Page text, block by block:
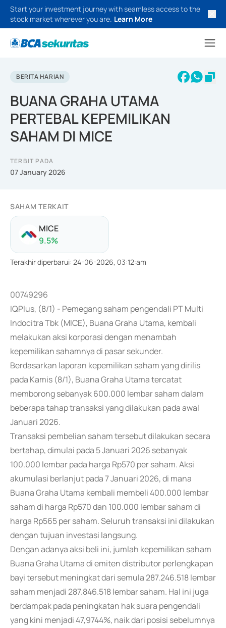
Start your investment journey with seamless access to the
stock market wherever you are. Learn More
BERITA HARIAN
BUANA GRAHA UTAMA
PERTEBAL KEPEMILIKAN
SAHAM DI MICE
TERBIT PADA
07 January 2026
SAHAM TERKAIT
MICE
9.5%
Terakhir diperbarui: 24-06-2026, 03:12:am
00749296
IQPlus, (8/1) - Pemegang saham pengendali PT Multi
Indocitra Tbk (MICE), Buana Graha Utama, kembali
melakukan aksi korporasi dengan menambah
kepemilikan sahamnya di pasar sekunder.
Berdasarkan laporan kepemilikan saham yang dirilis
pada Kamis (8/1), Buana Graha Utama tercatat
memborong sebanyak 600.000 lembar saham dalam
beberapa tahap transaksi yang dilakukan pada awal
Januari 2026.
Transaksi pembelian saham tersebut dilakukan secara
bertahap, dimulai pada 5 Januari 2026 sebanyak
100.000 lembar pada harga Rp570 per saham. Aksi
akumulasi berlanjut pada 7 Januari 2026, di mana
Buana Graha Utama kembali membeli 400.000 lembar
saham di harga Rp570 dan 100.000 lembar saham di
harga Rp565 per saham. Seluruh transaksi ini dilakukan
dengan tujuan investasi langsung.
Dengan adanya aksi beli ini, jumlah kepemilikan saham
Buana Graha Utama di emiten distributor perlengkapan
bayi tersebut meningkat dari semula 287.246.518 lembar
saham menjadi 287.846.518 lembar saham. Hal ini juga
berdampak pada peningkatan hak suara pengendali
yang kini menjadi 47,9744%, naik dari posisi sebelumnya